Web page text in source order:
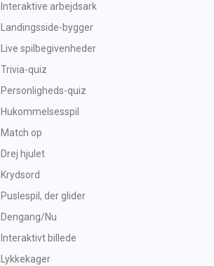
Interaktive arbejdsark
Landingsside-bygger
Live spilbegivenheder
Trivia-quiz
Personligheds-quiz
Hukommelsesspil
Match op
Drej hjulet
Krydsord
Puslespil, der glider
Dengang/Nu
Interaktivt billede
Lykkekager